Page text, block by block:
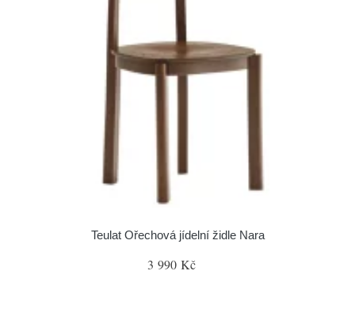
Teulat Ořechová jídelní židle Nara
3 990 Kč